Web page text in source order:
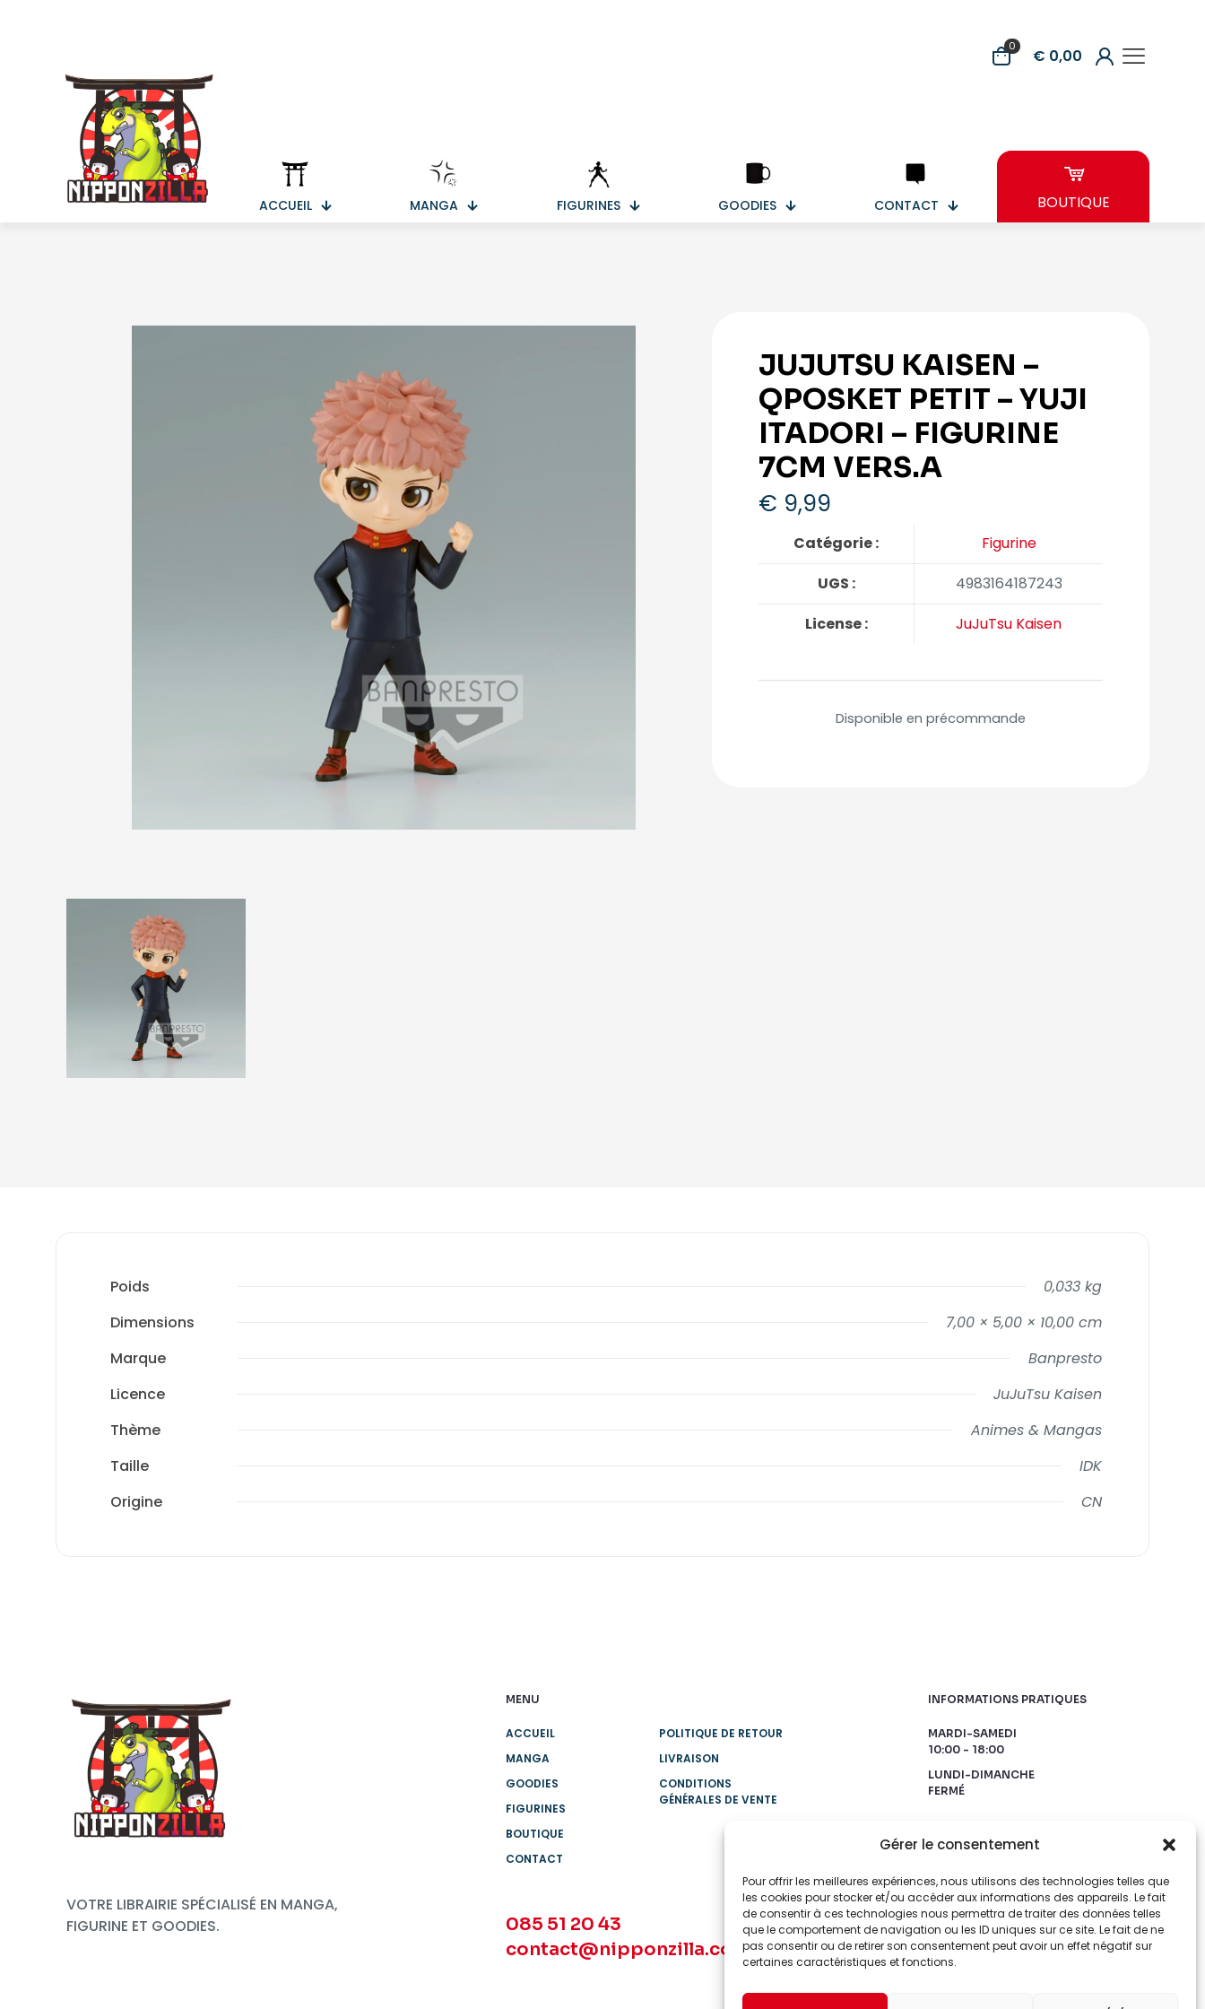
Gérer le consentement
Pour offrir les meilleures expériences, nous utilisons des technologies telles que
les cookies pour stocker et/ou accéder aux informations des appareils. Le fait
de consentir à ces technologies nous permettra de traiter des données telles
que le comportement de navigation ou les ID uniques sur ce site. Le fait de ne
pas consentir ou de retirer son consentement peut avoir un effet négatif sur
certaines caractéristiques et fonctions.
0 € 0,00
ACCUEIL MANGA FIGURINES GOODIES CONTACT BOUTIQUE
JUJUTSU KAISEN –
QPOSKET PETIT – YUJI
ITADORI – FIGURINE
7CM VERS.A
€ 9,99
Catégorie :
Figurine
UGS :
4983164187243
License :
JuJuTsu Kaisen
Disponible en précommande
Poids
0,033 kg
Dimensions
7,00 × 5,00 × 10,00 cm
Marque
Banpresto
Licence
JuJuTsu Kaisen
Thème
Animes & Mangas
Taille
IDK
Origine
CN
VOTRE LIBRAIRIE SPÉCIALISÉ EN MANGA,
FIGURINE ET GOODIES.
MENU
ACCUEIL
MANGA
GOODIES
FIGURINES
BOUTIQUE
CONTACT
POLITIQUE DE RETOUR
LIVRAISON
CONDITIONS
GÉNÉRALES DE VENTE
085 51 20 43
contact@nipponzilla.com
INFORMATIONS PRATIQUES
MARDI-SAMEDI
10:00 - 18:00
LUNDI-DIMANCHE
FERMÉ